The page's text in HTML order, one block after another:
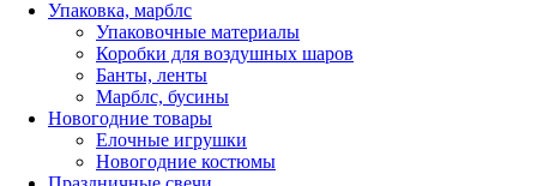
Упаковка, марблс
Упаковочные материалы
Коробки для воздушных шаров
Банты, ленты
Марблс, бусины
Новогодние товары
Елочные игрушки
Новогодние костюмы